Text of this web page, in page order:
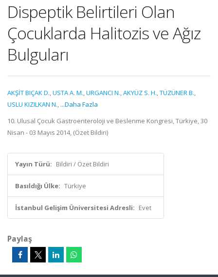
Dispeptik Belirtileri Olan
Çocuklarda Halitozis ve Ağız
Bulguları
AKŞİT BIÇAK D.,USTA A. M.,URGANCI N.,AKYÜZ S. H.,TÜZÜNER B.,
USLU KIZILKAN N., ...Daha Fazla
10. Ulusal Çocuk Gastroenteroloji ve Beslenme Kongresi, Türkiye, 30
Nisan - 03 Mayıs 2014, (Özet Bildiri)
Yayın Türü: Bildiri / Özet Bildiri
Basıldığı Ülke: Türkiye
İstanbul Gelişim Üniversitesi Adresli: Evet
Paylaş